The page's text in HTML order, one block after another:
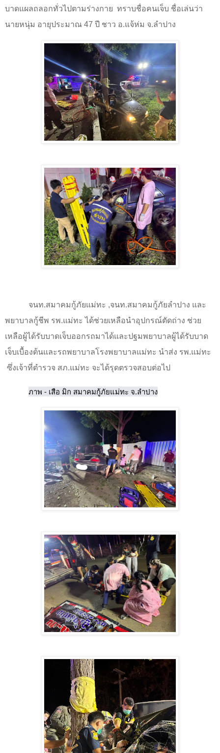
บาดแผลถลอกทั่วไปตามร่างกาย ทราบชื่อคนเจ็บ ชื่อเล่นว่า
นายหนุ่ม อายุประมาณ 47 ปี ชาว อ.แจ้ห่ม จ.ลำปาง
จนท.สมาคมกู้ภัยแม่ทะ ,จนท.สมาคมกู้ภัยลำปาง และ
พยาบาลกู้ชีพ รพ.แม่ทะ ได้ช่วยเหลือนำอุปกรณ์ตัดถ่าง ช่วย
เหลือผู้ได้รับบาดเจ็บออกรถมาได้และปฐมพยาบาลผู้ได้รับบาด
เจ็บเบื้องต้นและรถพยาบาลโรงพยาบาลแม่ทะ นำส่ง รพ.แม่ทะ
ซึ่งเจ้าที่ตำรวจ สภ.แม่ทะ จะได้รุดตรวจสอบต่อไป
ภาพ - เสือ มิก สมาคมกู้ภัยแม่ทะ จ.ลำปาง